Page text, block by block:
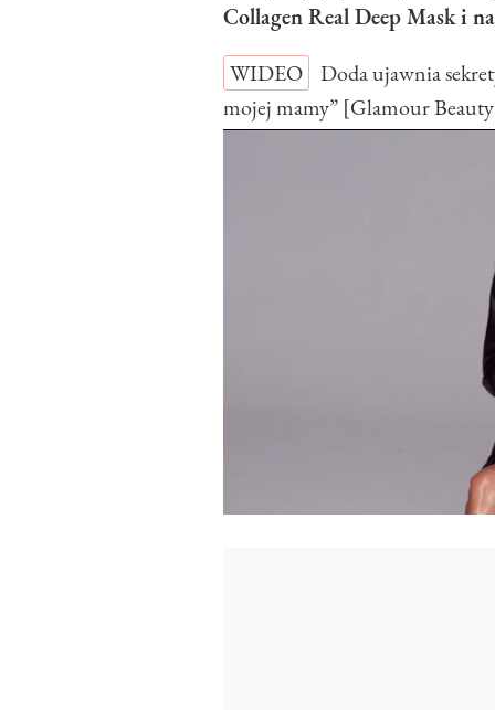
Collagen Real Deep Mask i
WIDEO
Doda ujawnia
mojej mamy” [Glamour